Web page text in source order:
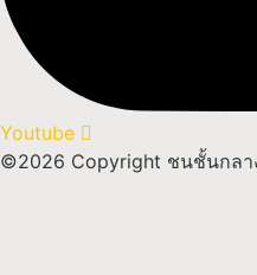
Youtube
©2026 Copyright ชนชั้นกลา